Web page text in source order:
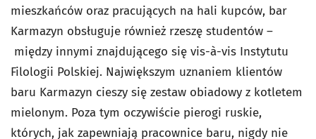
mieszkańców oraz pracujących na hali kupców, bar
Karmazyn obsługuje również rzeszę studentów –
między innymi znajdującego się vis-à-vis Instytutu
Filologii Polskiej. Największym uznaniem klientów
baru Karmazyn cieszy się zestaw obiadowy z kotletem
mielonym. Poza tym oczywiście pierogi ruskie,
których, jak zapewniają pracownice baru, nigdy nie